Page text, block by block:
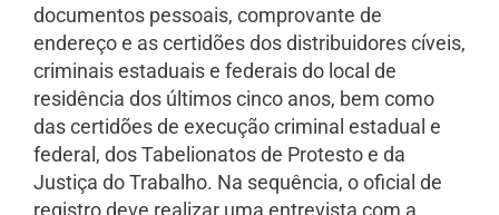
documentos pessoais, comprovante de
endereço e as certidões dos distribuidores cíveis,
criminais estaduais e federais do local de
residência dos últimos cinco anos, bem como
das certidões de execução criminal estadual e
federal, dos Tabelionatos de Protesto e da
Justiça do Trabalho. Na sequência, o oficial de
registro deve realizar uma entrevista com a